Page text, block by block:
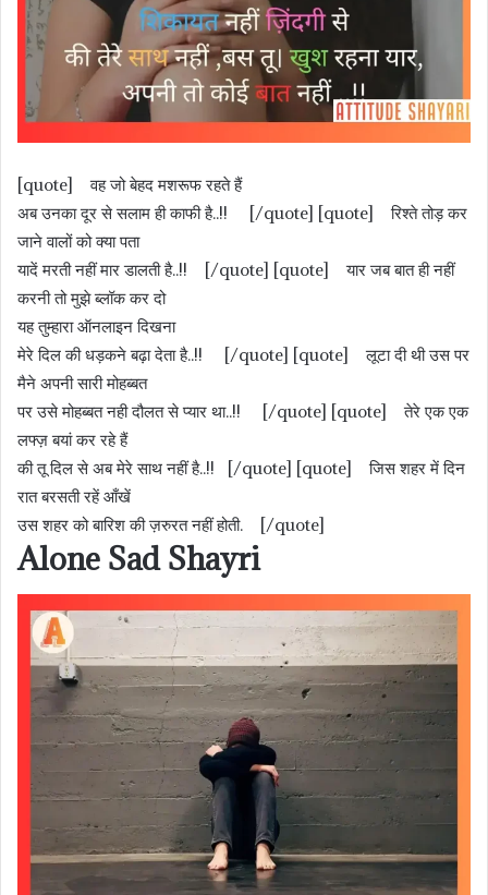
[quote] वह जो बेहद मशरूफ रहते हैं
अब उनका दूर से सलाम ही काफी है..!! [/quote] [quote] रिश्ते तोड़ कर
जाने वालों को क्या पता
यादें मरती नहीं मार डालती है..!! [/quote] [quote] यार जब बात ही नहीं
करनी तो मुझे ब्लॉक कर दो
यह तुम्हारा ऑनलाइन दिखना
मेरे दिल की धड़कने बढ़ा देता है..!! [/quote] [quote] लूटा दी थी उस पर
मैने अपनी सारी मोहब्बत
पर उसे मोहब्बत नही दौलत से प्यार था..!! [/quote] [quote] तेरे एक एक
लफ्ज़ बयां कर रहे हैं
की तू दिल से अब मेरे साथ नहीं है..!! [/quote] [quote] जिस शहर में दिन
रात बरसती रहें आँखें
उस शहर को बारिश की ज़रुरत नहीं होती. [/quote]
Alone Sad Shayri